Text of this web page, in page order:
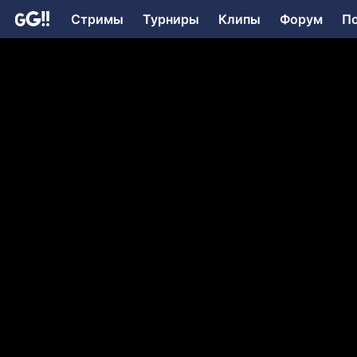
Стримы Турниры Клипы Форум